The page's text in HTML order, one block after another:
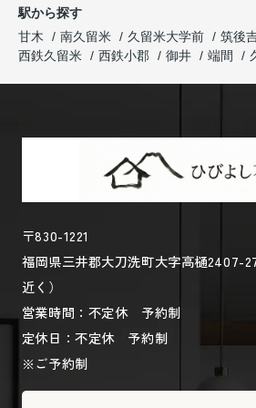
駅から探す
甘木
南久留米 久留米大学前 筑後
西鉄久留米
西鉄小郡 御井 端間
〒830-1221
福岡県三井郡大刀洗町大字高樋2407-
近く）
営業時間：不定休 予約制
定休日：不定休 予約制
※ご予約制